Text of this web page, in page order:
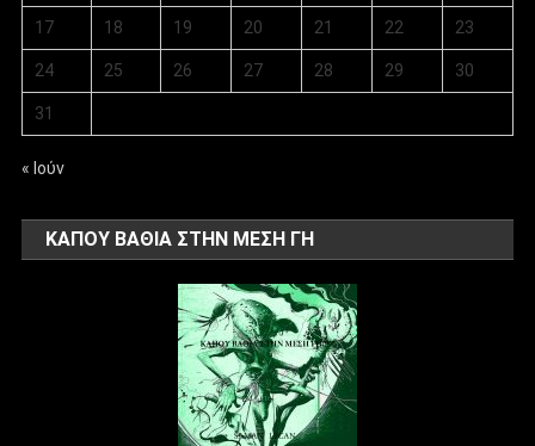
17 18 19 20 21 22 23
24 25 26 27 28 29 30
31
« Ιούν
ΚΑΠΟΥ ΒΑΘΙΑ ΣΤΗΝ ΜΕΣΗ ΓΗ